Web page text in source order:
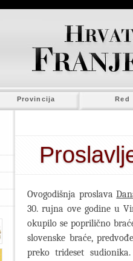
Provincija Red
Ovogodišnja proslava
30. rujna ove godine u
okupilo se poprilično
slovenske braće,
preko trideset